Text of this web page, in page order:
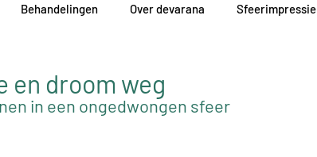
Behandelingen Over devarana Sfeerimpressie
en droom weg
in een ongedwongen sfeer